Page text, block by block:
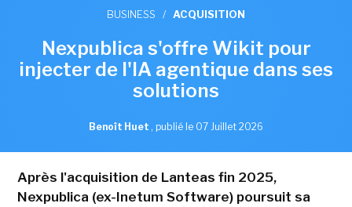
BUSINESS / ACQUISITION
Nexpublica s'offre Wikit pour
injecter de l'IA agentique dans ses
solutions
Benoît Huet , publié le 07 Juillet 2026
Après l'acquisition de Lanteas fin 2025,
Nexpublica (ex-Inetum Software) poursuit sa